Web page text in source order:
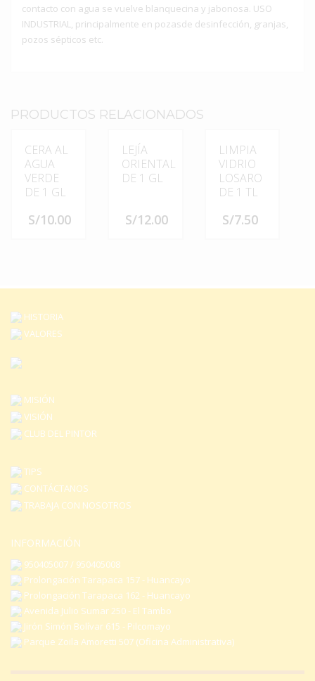
contacto con agua se vuelve blanquecina y jabonosa. USO
INDUSTRIAL, principalmente en pozasde desinfección, granjas,
pozos sépticos etc.
PRODUCTOS RELACIONADOS
CERA AL
AGUA
VERDE
DE 1 GL
S/10.00
LEJÍA
ORIENTAL
DE 1 GL
S/12.00
LIMPIA
VIDRIO
LOSARO
DE 1 TL
S/7.50
HISTORIA
VALORES
MISIÓN
VISIÓN
CLUB DEL PINTOR
TIPS
CONTÁCTANOS
TRABAJA CON NOSOTROS
INFORMACIÓN
950405007 / 950405008
Prolongación Tarapaca 157 - Huancayo
Prolongación Tarapaca 162 - Huancayo
Avenida Julio Sumar 250 - El Tambo
Jirón Simón Bolívar 615 - Pilcomayo
Parque Zoila Amoretti 507 (Oficina Administrativa)